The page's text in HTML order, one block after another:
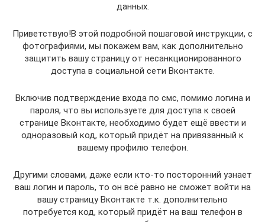
данных.
Приветствую!В этой подробной пошаговой инструкции, с
фотографиями, мы покажем вам, как дополнительно
защитить вашу страницу от несанкционированного
доступа в социальной сети Вконтакте.
Включив подтверждение входа по смс, помимо логина и
пароля, что вы используете для доступа к своей
странице Вконтакте, необходимо будет ещё ввести и
одноразовый код, который придёт на привязанный к
вашему профилю телефон.
Другими словами, даже если кто-то посторонний узнает
ваш логин и пароль, то он всё равно не сможет войти на
вашу страницу Вконтакте т.к. дополнительно
потребуется код, который придёт на ваш телефон в